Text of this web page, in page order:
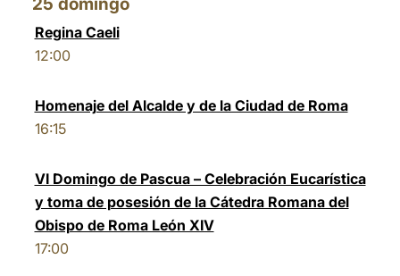
Regina Caeli
12:00
Homenaje del Alcalde y de la Ciudad de Roma
16:15
VI Domingo de Pascua – Celebración Eucarística
y toma de posesión de la Cátedra Romana del
Obispo de Roma León XIV
17:00